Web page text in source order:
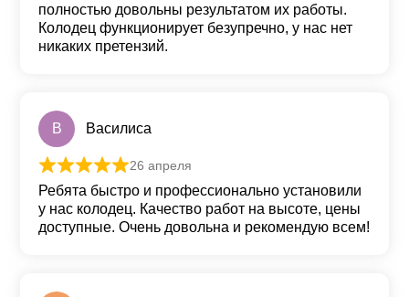
полностью довольны результатом их работы.
Колодец функционирует безупречно, у нас нет
никаких претензий.
В Василиса
Оценка из 5
26 апреля
Ребята быстро и профессионально установили
у нас колодец. Качество работ на высоте, цены
доступные. Очень довольна и рекомендую всем!